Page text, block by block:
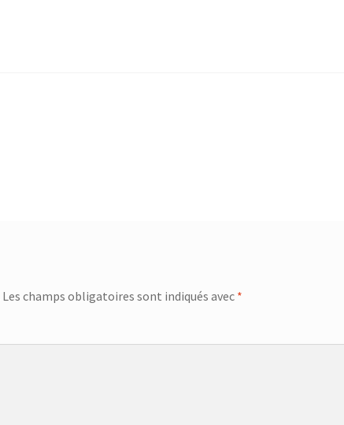
Les champs obligatoires sont indiqués avec *